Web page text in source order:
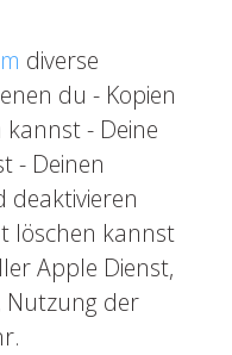
diverse
du - Kopien
- Deine
- Deinen
deaktivieren
löschen kannst
Apple Dienst,
Nutzung der